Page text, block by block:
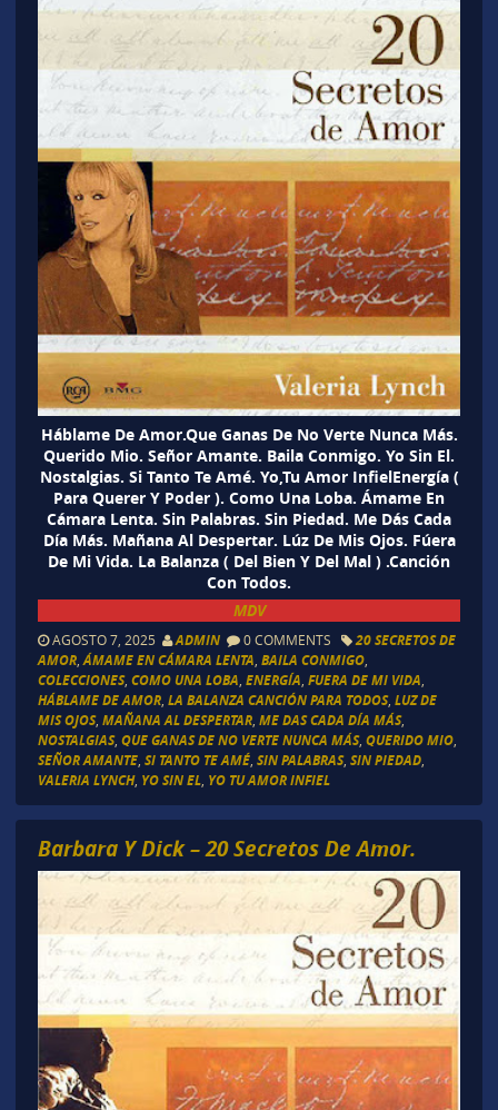
Háblame De Amor.Que Ganas De No Verte Nunca Más.
Querido Mio. Señor Amante. Baila Conmigo. Yo Sin El.
Nostalgias. Si Tanto Te Amé. Yo,Tu Amor InfielEnergía (
Para Querer Y Poder ). Como Una Loba. Ámame En
Cámara Lenta. Sin Palabras. Sin Piedad. Me Dás Cada
Día Más. Mañana Al Despertar. Lúz De Mis Ojos. Fúera
De Mi Vida. La Balanza ( Del Bien Y Del Mal ) .Canción
Con Todos.
MDV
AGOSTO 7, 2025 ADMIN 0 COMMENTS
20 SECRETOS DE
AMOR, ÁMAME EN CÁMARA LENTA BAILA CONMIGO,
COLECCIONES, COMO UNA LOBA ENERGÍA FUERA DE MI VIDA
HÁBLAME DE AMOR, LA BALANZA CANCIÓN PARA TODOS, LUZ DE
MIS OJOS, MAÑANA AL DESPERTAR, ME DAS CADA DÍA MÁS,
NOSTALGIAS, QUE GANAS DE NO VERTE NUNCA MÁS, QUERIDO MIO,
SEÑOR AMANTE, SI TANTO TE AMÉ, SIN PALABRAS, SIN PIEDAD,
VALERIA LYNCH, YO SIN EL, YO TU AMOR INFIEL
Barbara Y Dick – 20 Secretos De Amor.